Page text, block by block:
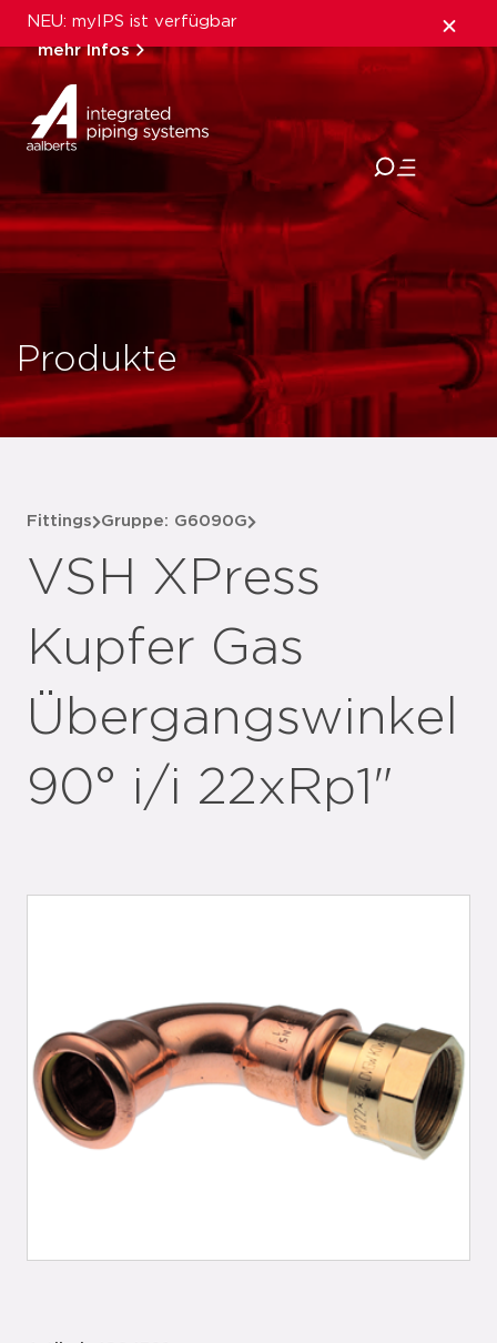
NEU: myIPS ist verfügbar
mehr Infos
schließen
Produkte
Fittings Gruppe: G6090G
VSH XPress
Kupfer Gas
Übergangswinkel
90° i/i 22xRp1"